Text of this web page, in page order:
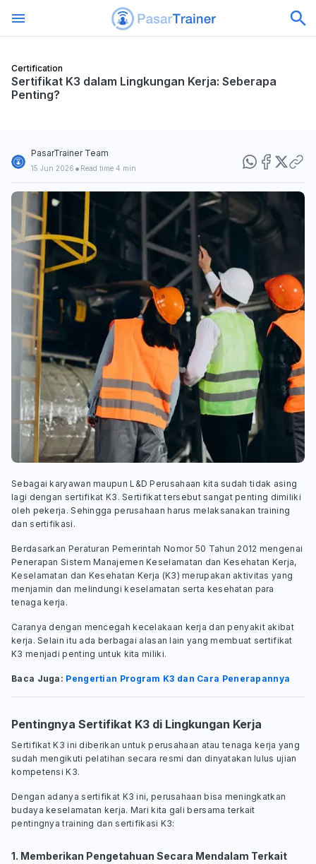
Certification
Sertifikat K3 dalam Lingkungan Kerja: Seberapa
Penting?
PasarTrainer Team
15 Jun 2026 • Read time 4 min
Sebagai karyawan maupun L&D Perusahaan kita sudah tidak asing
lagi dengan sertifikat K3. Sertifikat tersebut sangat penting dimiliki
oleh pekerja. Sehingga perusahaan harus melaksanakan training
dan sertifikasi.
Berdasarkan Peraturan Pemerintah Nomor 50 Tahun 2012 mengenai
Penerapan Sistem Manajemen Keselamatan dan Kesehatan Kerja,
Keselamatan dan Kesehatan Kerja (K3) merupakan aktivitas yang
menjamin dan melindungi keselamatan serta kesehatan para
tenaga kerja.
Caranya dengan mencegah kecelakaan kerja dan penyakit akibat
kerja. Selain itu ada berbagai alasan lain yang membuat sertifikat
K3 menjadi penting untuk kita miliki.
Baca Juga: Pengertian Program K3 dan Cara Penerapannya
Pentingnya Sertifikat K3 di Lingkungan Kerja
Sertifikat K3 ini diberikan untuk perusahaan atau tenaga kerja yang
sudah mengikuti pelatihan secara resmi dan dinyatakan lulus ujian
kompetensi K3.
Dengan adanya sertifikat K3 ini, perusahaan bisa meningkatkan
budaya keselamatan kerja. Mari kita gali bersama terkait
pentingnya training dan sertifikasi K3:
1. Memberikan Pengetahuan Secara Mendalam Terkait